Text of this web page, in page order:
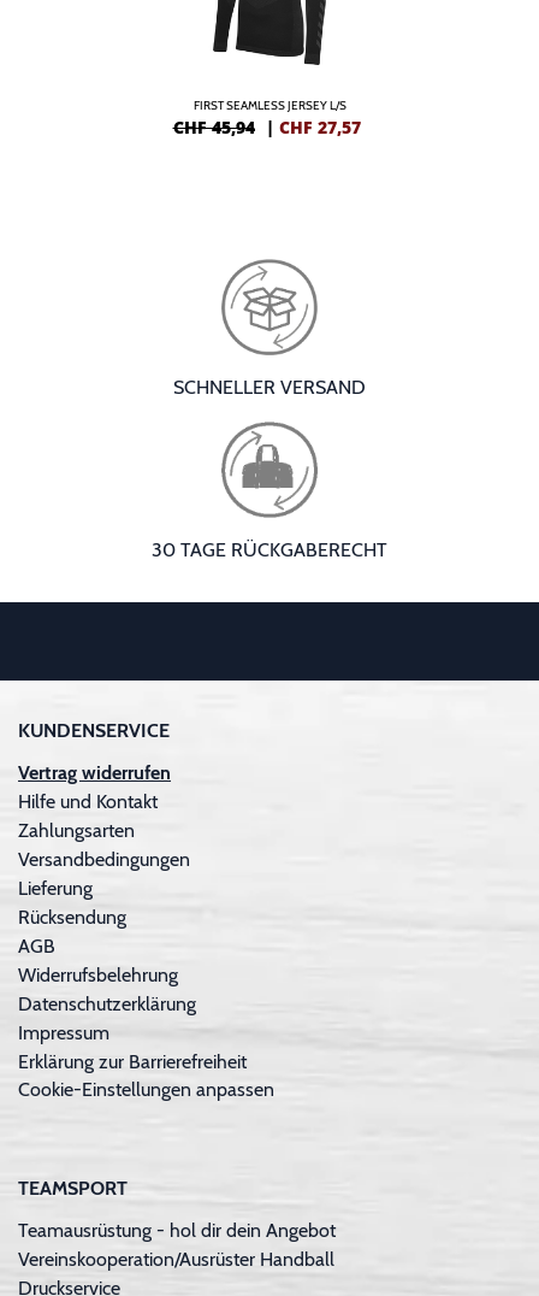
FIRST SEAMLESS JERSEY L/S
CHF 45,94 | CHF 27,57
SCHNELLER VERSAND
30 TAGE RÜCKGABERECHT
KUNDENSERVICE
Vertrag widerrufen
Hilfe und Kontakt
Zahlungsarten
Versandbedingungen
Lieferung
Rücksendung
AGB
Widerrufsbelehrung
Datenschutzerklärung
Impressum
Erklärung zur Barrierefreiheit
Cookie-Einstellungen anpassen
TEAMSPORT
Teamausrüstung - hol dir dein Angebot
Vereinskooperation/Ausrüster Handball
Druckservice